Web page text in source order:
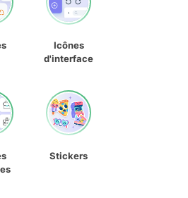
Icônes
d'interface
Stickers